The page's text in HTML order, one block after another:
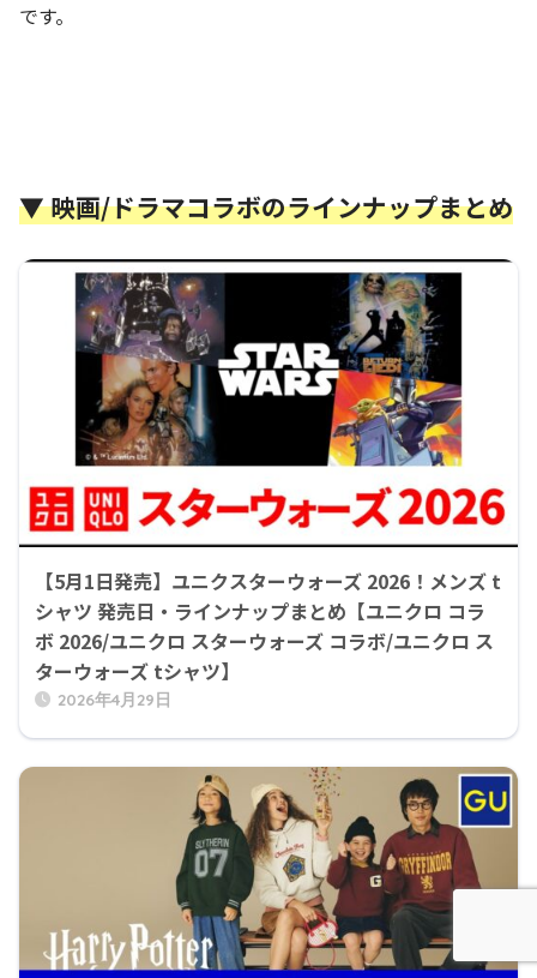
です。
▼ 映画/ドラマコラボのラインナップまとめ
【5月1日発売】ユニクスターウォーズ 2026！メンズ t
シャツ 発売日・ラインナップまとめ【ユニクロ コラ
ボ 2026/ユニクロ スターウォーズ コラボ/ユニクロ ス
ターウォーズ tシャツ】
2026年4月29日